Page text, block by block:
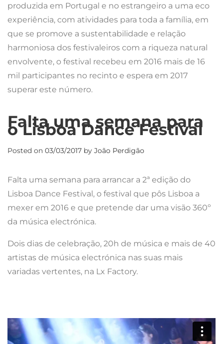
produzida em Portugal e no estrangeiro a uma eco
experiência, com atividades para toda a família, em
que se promove a sustentabilidade e relação
harmoniosa dos festivaleiros com a riqueza natural
envolvente, o festival recebeu em 2016 mais de 16
mil participantes no recinto e espera em 2017
superar este número.
Falta uma semana para
o Lisboa Dance Festival
Posted on 03/03/2017 by João Perdigão
Falta uma semana para arrancar a 2ª edição do
Lisboa Dance Festival, o festival que pôs Lisboa a
mexer em 2016 e que pretende dar uma visão 360º
da música electrónica.
Dois dias de celebração, 20h de música e mais de 40
artistas de música electrónica nas suas mais
variadas vertentes, na Lx Factory.